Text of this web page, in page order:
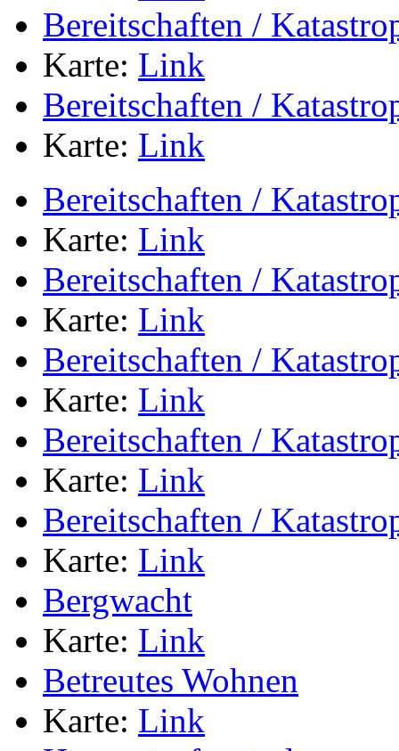
Bereitschaften /
Karte: Link
Bereitschaften /
Karte: Link
Bereitschaften /
Karte: Link
Bereitschaften /
Karte: Link
Bereitschaften /
Karte: Link
Bereitschaften /
Karte: Link
Bereitschaften /
Karte: Link
Bergwacht
Karte: Link
Betreutes Wohnen
Karte: Link